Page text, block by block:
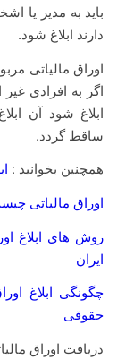
ﺑﺎﯾﺪ ﺑﻪ ﻣﺪﯾﺮ
ﺩﺍﺭﻧﺪ ﺍﺑﻼﻍ ﺷﻮﺩ.
اوراق مالیاتی
اگر به افرادی
ابلاغ شود آن
ساقط گردد.
همچنین بخوانید :
اوراق مالیاتی
روش های ابلاغ
ایران
چگونگی ابلاغ
حقوقی
دریافت اوراق